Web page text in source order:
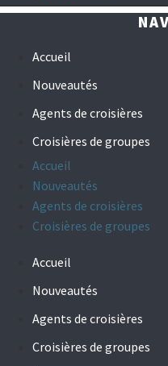
Accueil
Nouveautés
Agents de croisières
Croisières de groupes
Accueil
Nouveautés
Agents de croisières
Croisières de groupes
Accueil
Nouveautés
Agents de croisières
Croisières de groupes